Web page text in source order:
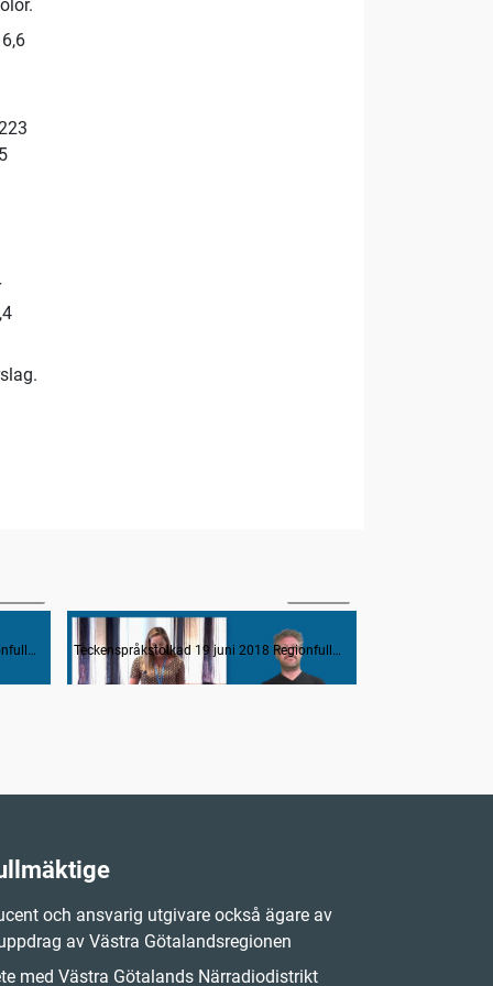
Teckenspråkstolkad 19 juni 2018 Regionfullmäktige Teckenspråkstolkad 19 juni 2018 Regionfullmäktige
och ansvarig utgivare också ägare av
av Västra Götalandsregionen
med Västra Götalands Närradiodistrikt